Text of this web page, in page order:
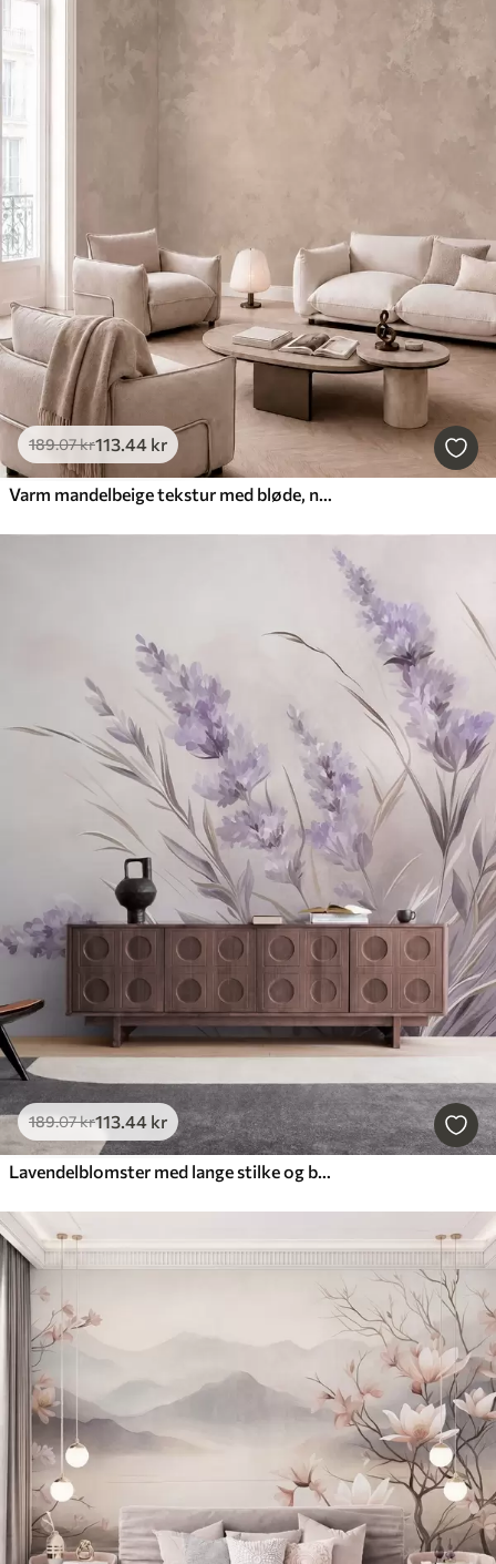
189.07kr113.44 kr
Varm mandelbeige tekstur med bløde, naturlige farveovergange
189.07kr113.44 kr
Lavendelblomster med lange stilke og blade, kunstværk i bløde pastelfarver med struktur